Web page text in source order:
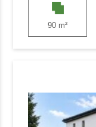
90 m²